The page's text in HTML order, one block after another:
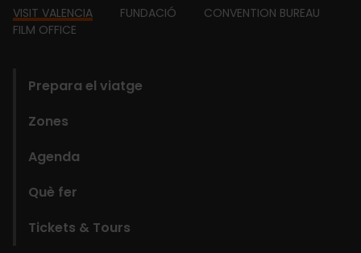
Footer
VISIT VALENCIA FUNDACIÓ
CONVENTION BUREAU
FILM OFFICE
Prepara el viatge
Zones
Agenda
Què fer
Tickets & Tours